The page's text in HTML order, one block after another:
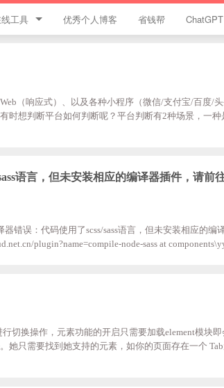
工具
违禁词查询
颜色代码表
优秀个人博客 省钱帮 ChatGPT
（响应式）、以及各种小程序（微信/支付宝/百度/
时想判断平台如何判断呢？平台判断有2种场景，一种
语言，但未安装相应的编译器插件，请前
错误：代码使用了scss/sass语言，但未安装相应的编
plugin?name=compile-node-sass at
切换操作，元素功能的开启只需要加载element模块
她只需要找到她支持的元素，如你的页面存在一个